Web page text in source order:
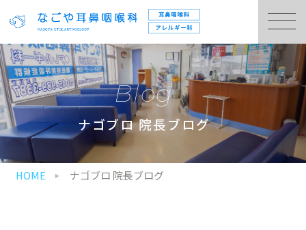
ナゴブロ 院長ブログ
Blog
HOME ナゴブロ 院長ブログ